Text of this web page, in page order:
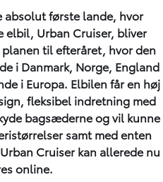
absolut første lande, hvor
elbil, Urban Cruiser, bliver
til efteråret, hvor den
i Danmark, Norge, England
i Europa. Elbilen får en høj
fleksibel indretning med
bagsæderne og vil kunne
samt med enten
Cruiser kan allerede nu
online.